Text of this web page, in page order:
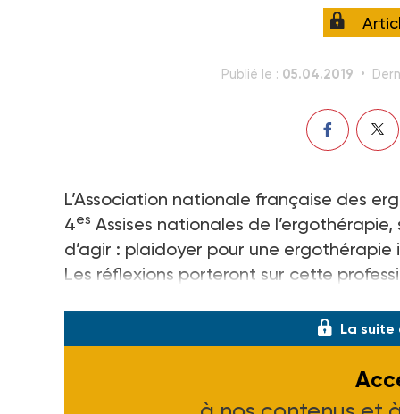
Publié le : 05.04.2019
L’Association nationale française des
4es Assises nationales de
d’agir : plaidoyer pour une
Les réflexions porteront sur cette
La suite